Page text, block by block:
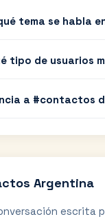
tema se habla
tipo de usuarios
a #contactos
Argentina
escrita